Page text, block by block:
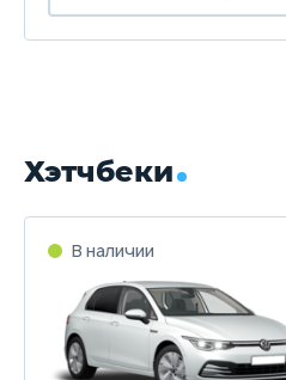
Хэтчбеки
В наличии